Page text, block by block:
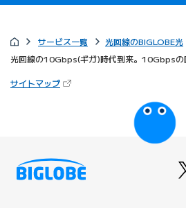
サービス一覧 光回線のBIGLOBE光
光回線の10Gbps(ギガ)時代到来。10Gbpsの
サイトマップ（新しいタブで開きます）